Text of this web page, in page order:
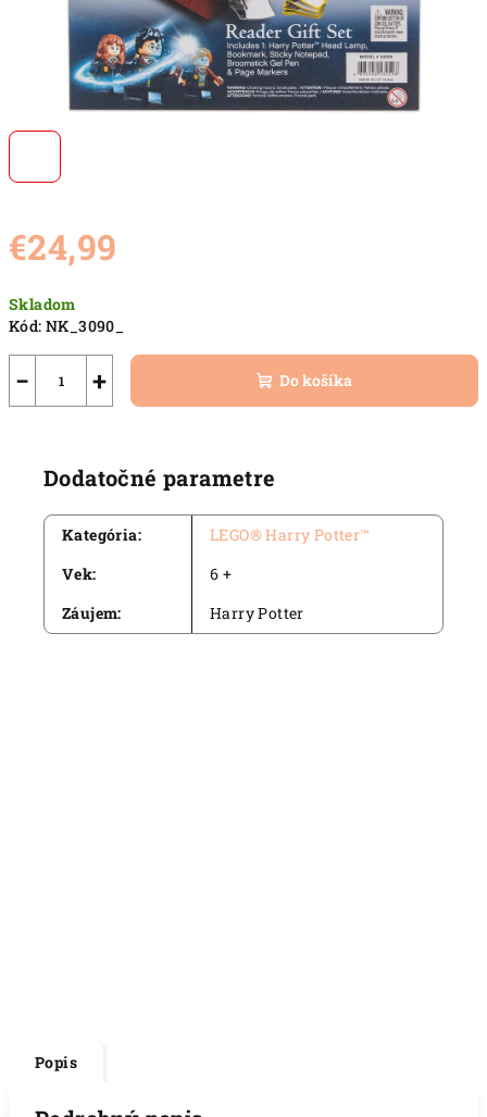
€24,99
cena:
Skladom
Kód: NK_3090_
+
− Do košíka
Dodatočné parametre
Kategória:
LEGO® Harry Potter™
Vek:
6 +
Záujem: Harry Potter
Popis